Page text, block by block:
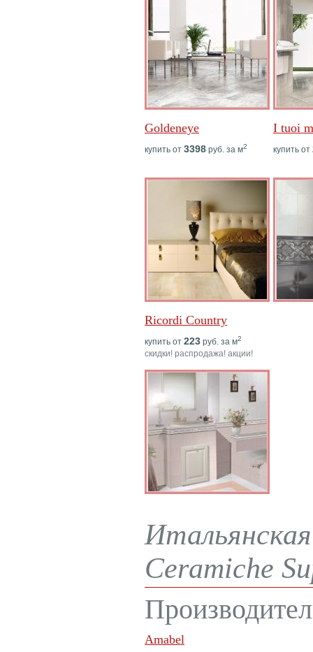
Goldeneye
купить от 3398 руб. за м2
I tuoi
купить от
Ricordi Country
купить от 223 руб. за м2
скидки! распродажа! акции!
Ceramiche
Amabel